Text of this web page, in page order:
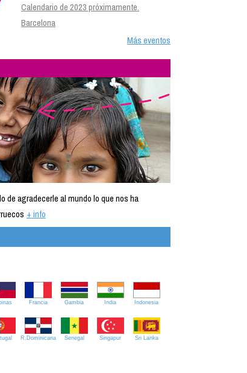
Calendario de 2023 próximamente.
Barcelona
Más eventos
de agradecerle al mundo lo que nos ha
+ info
Francia Gambia India Indonesia
R.Dominicana Senegal Singapur Sri Lanka